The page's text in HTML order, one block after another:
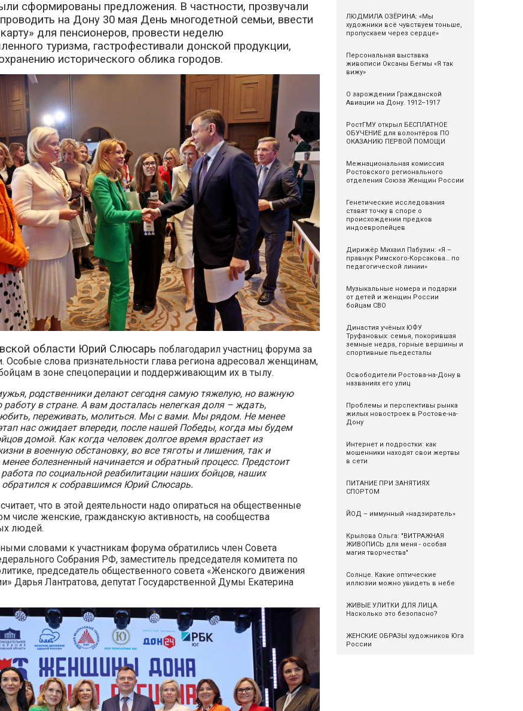
сформированы предложения. В частности, прозвучали
на Дону 30 мая День многодетной семьи, ввести
для пенсионеров, провести неделю
туризма, гастрофестивали донской продукции,
исторического облика городов.
области Юрий Слюсарь поблагодарил участниц форума за
Особые слова признательности глава региона адресовал женщинам,
в зоне спецоперации и поддерживающим их в тылу.
родственники делают сегодня самую тяжелую, но важную
в стране. А вам досталась нелегкая доля – ждать,
переживать, молиться. Мы с вами. Мы рядом. Не менее
нас ожидает впереди, после нашей Победы, когда мы будем
домой. Как когда человек долгое время врастает из
в военную обстановку, во все тяготы и лишения, так и
болезненный начинается и обратный процесс. Предстоит
по социальной реабилитации наших бойцов, наших
обратился к собравшимся Юрий Слюсарь.
что в этой деятельности надо опираться на общественные
числе женские, гражданскую активность, на сообщества
людей.
словами к участникам форума обратились член Совета
Собрания РФ, заместитель председателя комитета по
председатель общественного совета «Женского движения
Дарья Лантратова, депутат Государственной Думы Екатерина
ЛЮДМИЛА ОЗЁРИНА: «Мы
художники всё чувствуем тоньше,
пропускаем через сердце»
Персональная выставка
живописи Оксаны Бегмы «Я так
вижу»
О зарождении Гражданской
Авиации на Дону. 1912–1917
РостГМУ открыл БЕСПЛАТНОЕ
ОБУЧЕНИЕ для волонтёров ПО
ОКАЗАНИЮ ПЕРВОЙ ПОМОЩИ
Межнациональная комиссия
Ростовского регионального
отделения Союза Женщин России
Генетические исследования
ставят точку в споре о
происхождении предков
индоевропейцев
Дирижёр Михаил Пабузин: «Я –
правнук Римского-Корсакова… по
педагогической линии»
Музыкальные номера и подарки
от детей и женщин России
бойцам СВО
Династия учёных ЮФУ
Труфановых: семья, покорившая
земные недра, горные вершины и
спортивные пьедесталы
Освободители Ростова-на-Дону в
названиях его улиц
Проблемы и перспективы рынка
жилых новостроек в Ростове-на-
Дону
Интернет и подростки: как
мошенники находят свои жертвы
в сети
ПИТАНИЕ ПРИ ЗАНЯТИЯХ
СПОРТОМ
ЙОД – иммунный «надзиратель»
Крылова Ольга: "ВИТРАЖНАЯ
ЖИВОПИСЬ для меня - особая
магия творчества"
Солнце. Какие оптические
иллюзии можно увидеть в небе
ЖИВЫЕ УЛИТКИ ДЛЯ ЛИЦА.
Насколько это безопасно?
ЖЕНСКИЕ ОБРАЗЫ художников Юга
России